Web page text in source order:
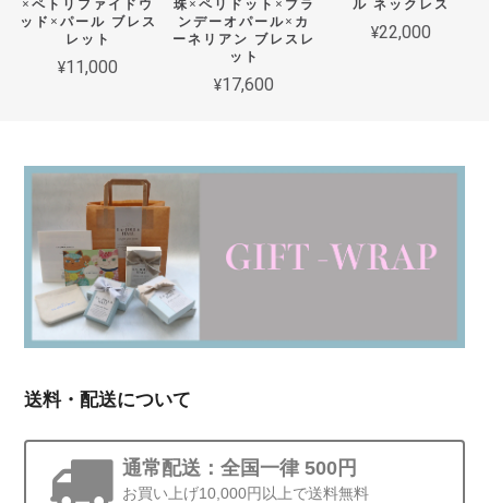
×ペトリファイドウ
ッド×パール ブレス
レット
¥11,000
珠×ペリドット×ブラ
ンデーオパール×カ
ーネリアン ブレスレ
ット
¥17,600
ル ネックレス
¥22,000
送料・配送について
通常配送：全国一律 500円
お買い上げ10,000円以上で送料無料